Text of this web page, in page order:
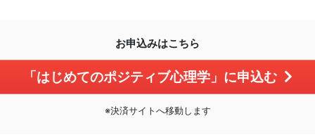
お申込みはこちら
「はじめてのポジティブ心理学」に申込む
※決済サイトへ移動します